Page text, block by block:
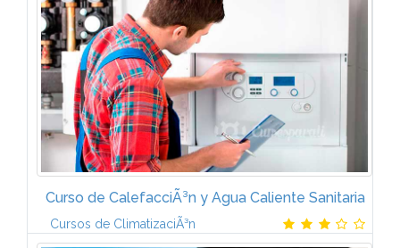
de FormaciÃ³n de Instalaciones FrigorÃ­ficas?En el
Temario del Curso de...
Curso de CalefacciÃ³n y Agua Caliente Sanitaria
Cursos de ClimatizaciÃ³n